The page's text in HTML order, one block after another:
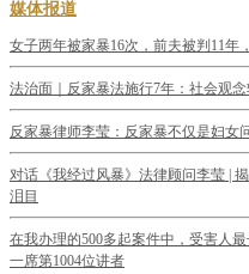
媒体报道
女子两年被家暴16次，前夫被判11年
法治面｜反家暴法施行7年：社会观
反家暴律师李莹：反家暴不仅是妇女
对话《我经过风暴》法律顾问李莹 |
泪目
在我办理的500多起案件中，受害人
一席第1004位讲者